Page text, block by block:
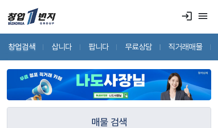
login menu
창업검색 삽니다 팝니다 무료상담 직거래매물
매물 검색